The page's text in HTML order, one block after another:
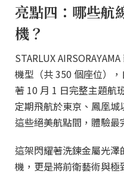
亮點四：哪些航
機？
STARLUX
機型（共 350 個座位）
著 10 月 1 日完整主題航
定期飛航於東京、鳳凰
這些絕美航點間，體驗最
這架閃耀著洗鍊金屬光
機，更是將前衛藝術與